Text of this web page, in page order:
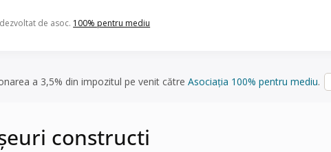
dezvoltat de asoc. 100% pentru mediu
a 3,5% din impozitul pe venit către Asociația 100% pentru mediu.
constructi